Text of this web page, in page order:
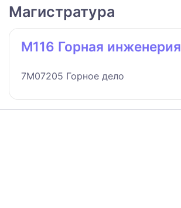
Магистратура
M116 Горная инженерия
7M07205 Горное дело